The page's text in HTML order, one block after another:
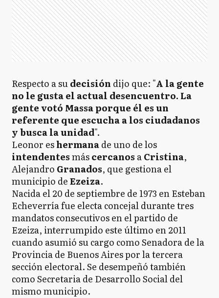
Respecto a sudecisión dijo que: "A la gente
no le gusta el actual desencuentro. La
gente votó Massa porque él es un
referente que escucha a los ciudadanos
y busca la unidad".
Leonor eshermanade uno de los
intendentesmáscercanos aCristina,
Alejandro Granados, que gestiona el
municipio deEzeiza.
Nacida el 20 de septiembre de 1973 en Esteban
Echeverría fue electa concejal durante tres
mandatos consecutivos en el partido de
Ezeiza, interrumpido este último en 2011
cuando asumió su cargo como Senadora de la
Provincia de Buenos Aires por la tercera
sección electoral. Se desempeñó también
como Secretaria de Desarrollo Social del
mismo municipio.